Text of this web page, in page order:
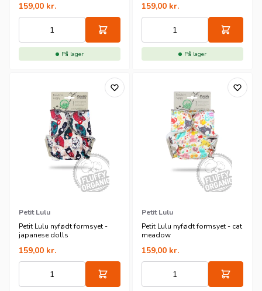
159,00 kr.
På lager
159,00 kr.
På lager
Petit Lulu
Petit Lulu nyfødt formsyet -
japanese dolls
159,00 kr.
Petit Lulu
Petit Lulu nyfødt formsyet - cat
meadow
159,00 kr.